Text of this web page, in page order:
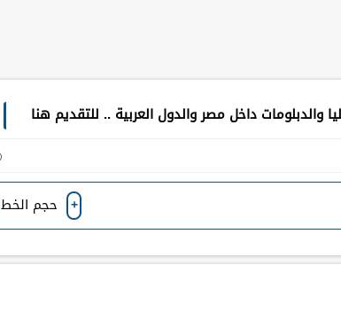
والدبلومات داخل مصر والدول العربية .. للتقديم هنا
+ حجم الخط